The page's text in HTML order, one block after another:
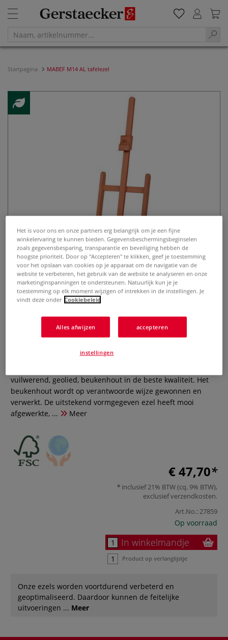
Startpagina MABEF M14 AL tafelezel
MABEF M14 AL tafelezel
0 Beoordeling
Eenvoudige tafelezel van Mabef voor schilderen, exposities
vuilwerend, geolied, beukenhout in de beste kwaliteit. Het
beukenhout wordt op verantwoorde wijze gewonnen en
verwerkt. De uitstekend vormgegeven ezel heeft mooi
afgewerkte, ...
Meer
€ 47,70
inclusief 21% BTW (cq. 9% BTW),
exclusiefverzendkosten.
Art.No.:27859
Op voorraad
In winkelmandje
Product op verlanglijstje
Onze ezels worden voortdurend verbeterd en
geoptimaliseerd. Daardoor kunnen de feitelijke
uitvoeringen ... Meer
Het is voor ons en onze partners erg belangrijk om je een fijne
winkelervaring te kunnen bieden. Gegevensbeschermingsbeginselen
zoals gegevensbesparing, transparantie en beveiliging hebben de
hoogste prioriteit. Door op "Accepteren" te klikken, geef je toestemming
voor het opslaan van cookies op je apparaat om de navigatie van de
website te verbeteren, het gebruik van de website te analyseren en onze
marketinginspanningen te ondersteunen. Natuurlijk kun je je
toestemming op elk moment wijzigen of intrekken in de instellingen. Je
vindt deze onder Cookiebeleid
Alles afwijzen accepteren
instellingen